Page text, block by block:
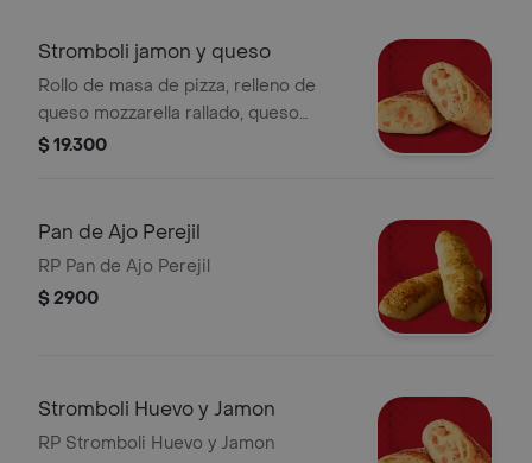
Stromboli jamon y queso
Rollo de masa de pizza, relleno de
queso mozzarella rallado, queso
parmesano y jamón, porción personal.
$ 19.300
Pan de Ajo Perejil
RP Pan de Ajo Perejil
$ 2900
Stromboli Huevo y Jamon
RP Stromboli Huevo y Jamon